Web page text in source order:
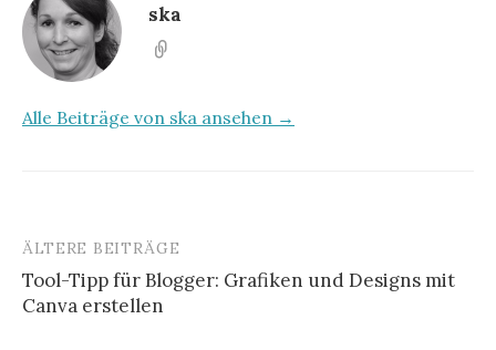
ska
Alle Beiträge von ska ansehen →
B
ÄLTERE BEITRÄGE
Tool-Tipp für Blogger: Grafiken und Designs mit
Canva erstellen